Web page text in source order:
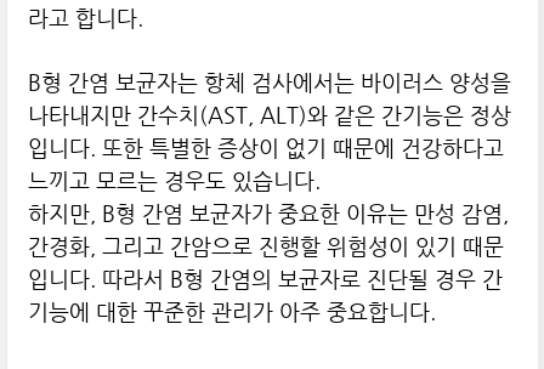
라고 합니다.
B형 간염 보균자는 항체 검사에서는 바이러스 양성을
나타내지만 간수치(AST, ALT)와 같은 간기능은 정상
입니다. 또한 특별한 증상이 없기 때문에 건강하다고
느끼고 모르는 경우도 있습니다.
하지만, B형 간염 보균자가 중요한 이유는 만성 감염,
간경화, 그리고 간암으로 진행할 위험성이 있기 때문
입니다. 따라서 B형 간염의 보균자로 진단될 경우 간
기능에 대한 꾸준한 관리가 아주 중요합니다.